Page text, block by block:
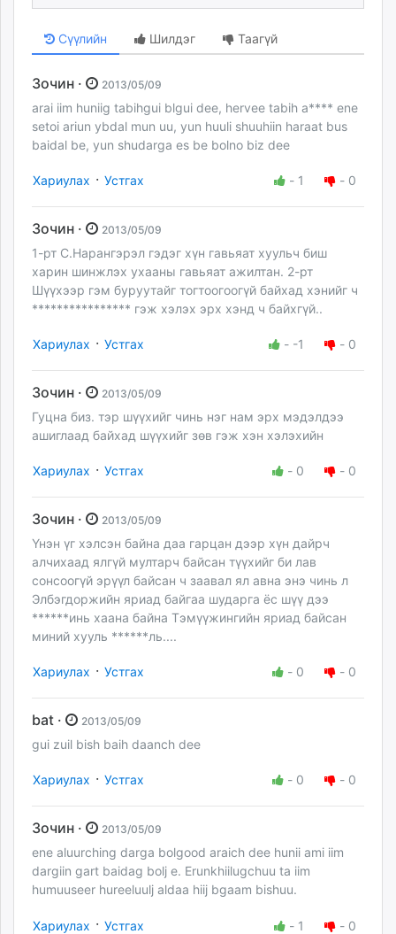
Сүүлийн Шилдэг Таагүй
Зочин · 2013/05/09
arai iim huniig tabihgui blgui dee, hervee tabih a**** ene
setoi ariun ybdal mun uu, yun huuli shuuhiin haraat bus
baidal be, yun shudarga es be bolno biz dee
Хариулах · Устгах - 1 - 0
Зочин · 2013/05/09
1-рт С.Нарангэрэл гэдэг хүн гавьяат хуульч биш
харин шинжлэх ухааны гавьяат ажилтан. 2-рт
Шүүхээр гэм буруутайг тогтоогоогүй байхад хэнийг ч
**************** гэж хэлэх эрх хэнд ч байхгүй..
Хариулах · Устгах - -1 - 0
Зочин · 2013/05/09
Гуцна биз. тэр шүүхийг чинь нэг нам эрх мэдэлдээ
ашиглаад байхад шүүхийг зөв гэж хэн хэлэхийн
Хариулах · Устгах - 0 - 0
Зочин · 2013/05/09
Үнэн үг хэлсэн байна даа гарцан дээр хүн дайрч
алчихаад ялгүй мултарч байсан түүхийг би лав
сонсоогүй эрүүл байсан ч заавал ял авна энэ чинь л
Элбэгдоржийн яриад байгаа шударга ёс шүү дээ
******инь хаана байна Тэмүүжингийн яриад байсан
миний хууль ******ль....
Хариулах · Устгах - 0 - 0
bat · 2013/05/09
gui zuil bish baih daanch dee
Хариулах · Устгах - 0 - 0
Зочин · 2013/05/09
ene aluurching darga bolgood araich dee hunii ami iim
dargiin gart baidag bolj e. Erunkhiilugchuu ta iim
humuuseer hureeluulj aldaa hiij bgaam bishuu.
Хариулах · Устгах - 1 - 0